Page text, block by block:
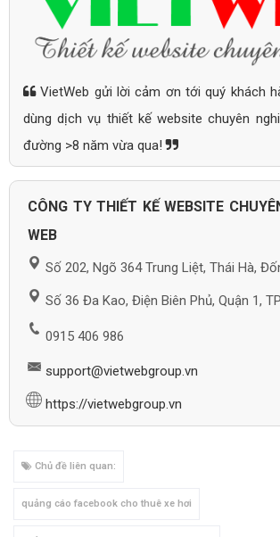
VietWeb gửi lời cảm ơn tới quý khách
dùng dịch vụ thiết kế website chuyên
đường >8 năm vừa qua!
CÔNG TY THIẾT KẾ WEBSITE
WEB
Số 202, Ngõ 364 Trung Liệt, Thái Hà,
Số 36 Đa Kao, Điện Biên Phủ, Quận 1,
0915 406 986
support@vietwebgroup.vn
https://vietwebgroup.vn
Chủ đề liên quan:
quảng cáo facebook cho thuê xe hơi